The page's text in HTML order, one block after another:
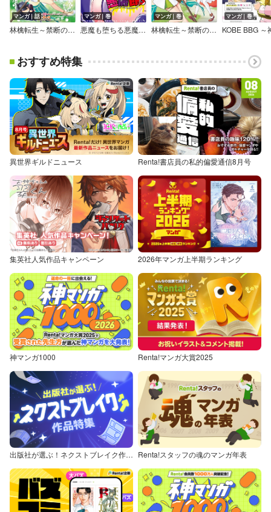
マンガ｜話
林檎転生～禁断の果実は今日もコロコロと無双する～（話売り）
マンガ｜巻
悪魔も堕ちる悪魔飯～2秒でイチコロ！ギャルの即堕ちハイカロリーごはん～
マンガ｜巻
林檎転生～禁断の果実は今日もコロコロと無双する～【電子単行本】
マンガ｜巻
おすすめ特集
異世界ギルドニュース Renta!書店員の私的偏愛通信8月号
集英社人気作品キャンペーン 2026年マンガ上半期ランキング
神マンガ1000 Renta!マンガ大賞2025
出版社が選ぶ！ネクストブレイク作品特集 Renta!スタッフの魂のマンガ年表